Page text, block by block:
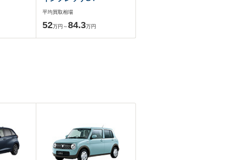
平均買取相場
52万円～84.3万円